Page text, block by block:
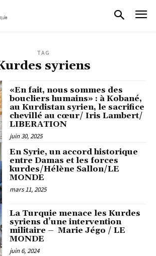
TAG
syriens
«En fait, nous sommes des
boucliers humains» : à Kobané,
au Kurdistan syrien, le sacrifice
chevillé au cœur/ Iris Lambert/
LIBERATION
juin 30, 2025
En Syrie, un accord historique
entre Damas et les forces
kurdes/Hélène Sallon/LE
MONDE
mars 11, 2025
La Turquie menace les Kurdes
syriens d’une intervention
militaire – Marie Jégo / LE
MONDE
juin 6, 2024